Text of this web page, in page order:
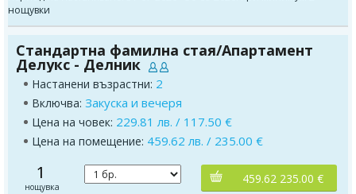
нощувки
Стандартна фамилна стая/Апартамент
Делукс - Делник
Настанени възрастни: 2
Включва: Закуска и вечеря
Цена на човек: 229.81 лв. / 117.50 €
Цена на помещение: 459.62 лв. / 235.00 €
1
нощувка
459.62 235.00 €